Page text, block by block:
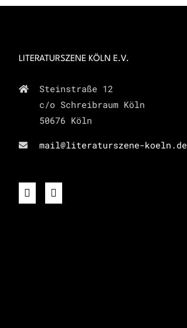
LITERATURSZENE KÖLN E.V.
Steinstraße 12
c/o Schreibraum Köln
50676 Köln
mail@literaturszene-koeln.de